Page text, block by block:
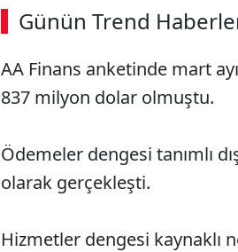
Günün Trend
SÖZCÜ SON DAKİKA
AA Finans anketinde mart
837 milyon dolar olmuştu.
Ödemeler dengesi tanımlı
olarak gerçekleşti.
Hizmetler dengesi kaynaklı